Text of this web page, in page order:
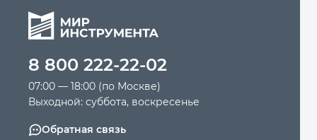
8 800 222-22-02
07:00 — 18:00 (по Москве)
Выходной: суббота, воскресенье
Обратная связь